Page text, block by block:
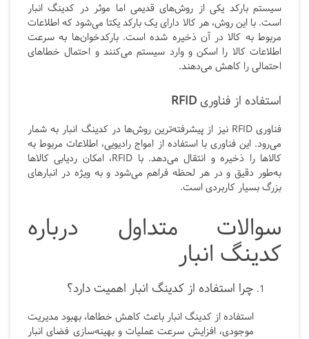
سیستم بارکد یکی از روش‌های قدیمی اما موثر در کدینگ انبار
است. با این روش، هر کالا دارای یک بارکد یکتا می‌شود که اطلاعات
مربوط به کالا در آن ذخیره شده است. بارکدخوان‌ها به سرعت
اطلاعات کالا را اسکن و وارد سیستم می‌کنند و احتمال خطاهای
احتمالی را کاهش می‌دهند.
استفاده از فناوریRFID
فناوری RFID نیز از پیشرفته‌ترین روش‌ها در کدینگ انبار به شمار
می‌رود. این فناوری با استفاده از امواج رادیویی، اطلاعات مربوط به
کالاها را ذخیره و انتقال می‌دهد. با RFID، امکان ردیابی کالاها
به‌طور دقیق و در هر لحظه فراهم می‌شود و به ویژه در انبارهای
بزرگ بسیار کاربردی است.
سوالات متداول درباره
کدینگ انبار
چرا استفاده از کدینگ انبار اهمیت دارد؟
استفاده از کدینگ انبار باعث کاهش خطاها، بهبود مدیریت
موجودی، افزایش سرعت عملیات و بهینه‌سازی فضای انبار